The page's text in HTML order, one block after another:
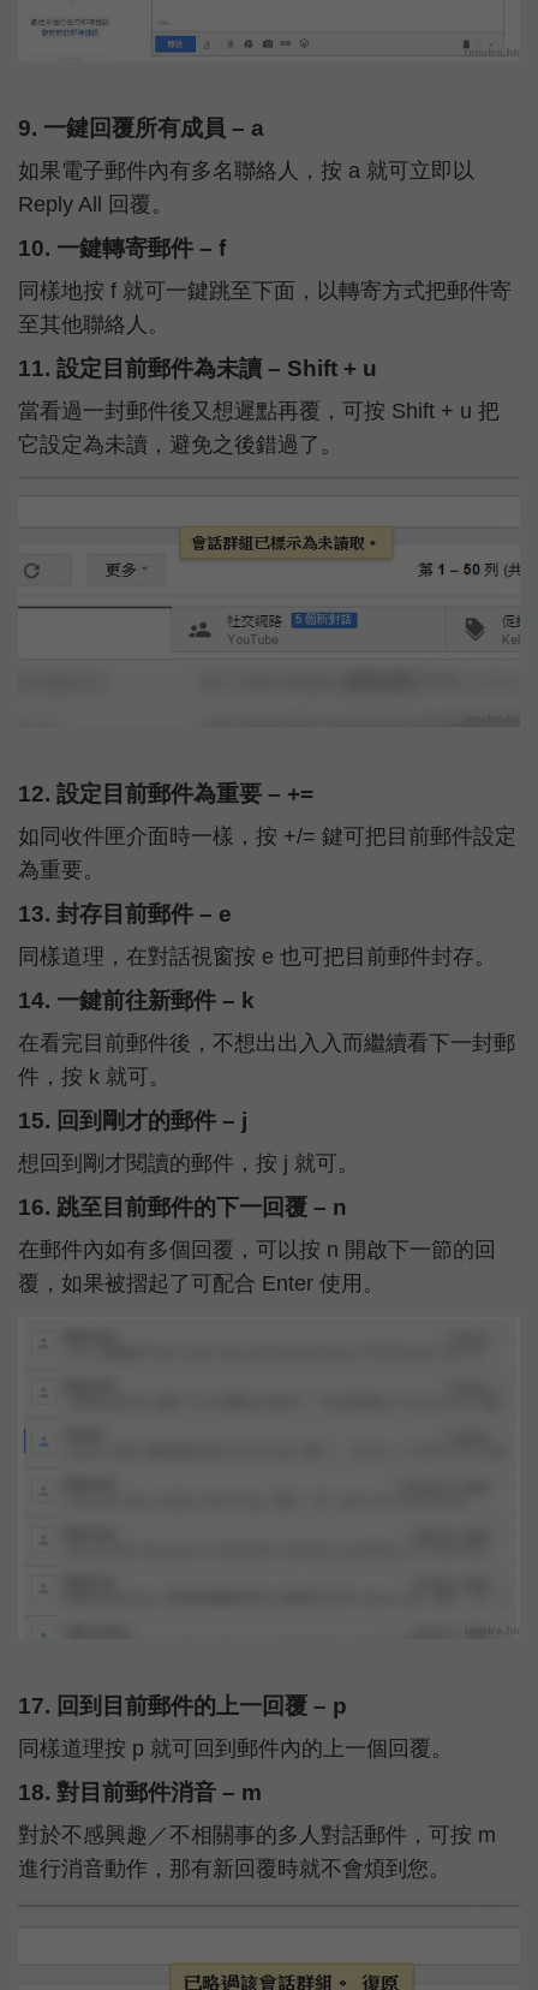
9. 一鍵回覆所有成員 – a
如果電子郵件內有多名聯絡人，按 a 就可立即以
Reply All 回覆。
10. 一鍵轉寄郵件 – f
同樣地按 f 就可一鍵跳至下面，以轉寄方式把郵件寄
至其他聯絡人。
11. 設定目前郵件為未讀 – Shift + u
當看過一封郵件後又想遲點再覆，可按 Shift + u 把
它設定為未讀，避免之後錯過了。
12. 設定目前郵件為重要 – +=
如同收件匣介面時一樣，按 +/= 鍵可把目前郵件設定
為重要。
13. 封存目前郵件 – e
同樣道理，在對話視窗按 e 也可把目前郵件封存。
14. 一鍵前往新郵件 – k
在看完目前郵件後，不想出出入入而繼續看下一封郵
件，按 k 就可。
15. 回到剛才的郵件 – j
想回到剛才閱讀的郵件，按 j 就可。
16. 跳至目前郵件的下一回覆 – n
在郵件內如有多個回覆，可以按 n 開啟下一節的回
覆，如果被摺起了可配合 Enter 使用。
17. 回到目前郵件的上一回覆 – p
同樣道理按 p 就可回到郵件內的上一個回覆。
18. 對目前郵件消音 – m
對於不感興趣／不相關事的多人對話郵件，可按 m
進行消音動作，那有新回覆時就不會煩到您。